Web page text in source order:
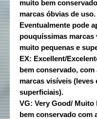
muito bem
marcas óbvias de uso.
Eventualmente pode
pouquíssimas marcas
muito pequenas e
EX: Excellent/
bem conservado, com
marcas visíveis (leves
superficiais).
VG: Very Good/ Muito
bem conservado com